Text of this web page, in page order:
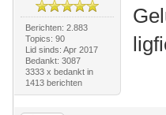
Berichten: 2.883
Topics: 90
Lid sinds: Apr 2017
Bedankt: 3087
3333 x bedankt in
1413 berichten